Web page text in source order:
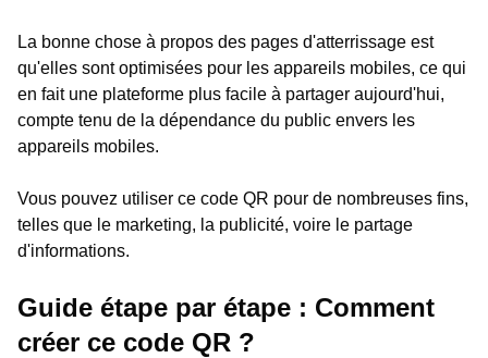
La bonne chose à propos des pages d'atterrissage est
qu'elles sont optimisées pour les appareils mobiles, ce qui
en fait une plateforme plus facile à partager aujourd'hui,
compte tenu de la dépendance du public envers les
appareils mobiles.
Vous pouvez utiliser ce code QR pour de nombreuses fins,
telles que le marketing, la publicité, voire le partage
d'informations.
Guide étape par étape : Comment
créer ce code QR ?